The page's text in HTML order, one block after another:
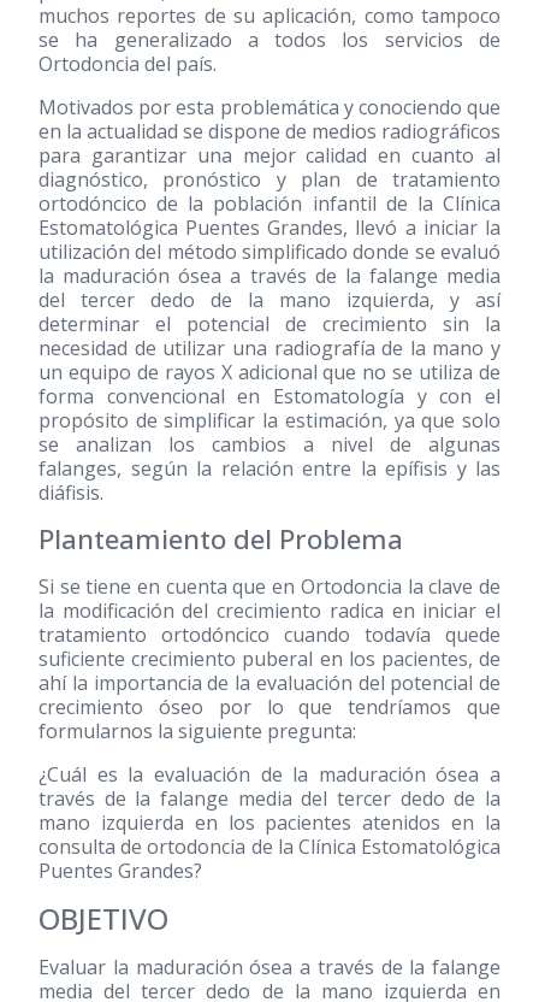
muchos reportes de su aplicación, como tampoco
se ha generalizado a todos los servicios de
Ortodoncia del país.
Motivados por esta problemática y conociendo que
en la actualidad se dispone de medios radiográficos
para garantizar una mejor calidad en cuanto al
diagnóstico, pronóstico y plan de tratamiento
ortodóncico de la población infantil de la Clínica
Estomatológica Puentes Grandes, llevó a iniciar la
utilización del método simplificado donde se evaluó
la maduración ósea a través de la falange media
del tercer dedo de la mano izquierda, y así
determinar el potencial de crecimiento sin la
necesidad de utilizar una radiografía de la mano y
un equipo de rayos X adicional que no se utiliza de
forma convencional en Estomatología y con el
propósito de simplificar la estimación, ya que solo
se analizan los cambios a nivel de algunas
falanges, según la relación entre la epífisis y las
diáfisis.
Planteamiento del Problema
Si se tiene en cuenta que en Ortodoncia la clave de
la modificación del crecimiento radica en iniciar el
tratamiento ortodóncico cuando todavía quede
suficiente crecimiento puberal en los pacientes, de
ahí la importancia de la evaluación del potencial de
crecimiento óseo por lo que tendríamos que
formularnos la siguiente pregunta:
¿Cuál es la evaluación de la maduración ósea a
través de la falange media del tercer dedo de la
mano izquierda en los pacientes atenidos en la
consulta de ortodoncia de la Clínica Estomatológica
Puentes Grandes?
OBJETIVO
Evaluar la maduración ósea a través de la falange
media del tercer dedo de la mano izquierda en